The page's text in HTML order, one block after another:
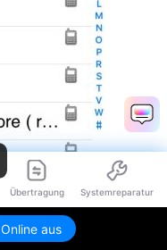
Übertragung Systemreparatur
aus